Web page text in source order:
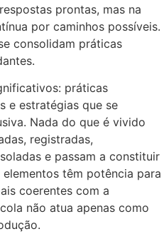
prontas, mas na
por caminhos possíveis.
consolidam práticas
práticas
e estratégias que se
Nada do que é vivido
registradas,
e passam a constituir
têm potência para
coerentes com a
não atua apenas como